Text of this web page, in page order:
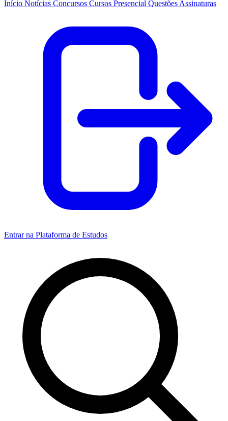
Início Notícias Concursos Cursos Presencial Questões Assinaturas
Entrar na Plataforma de Estudos